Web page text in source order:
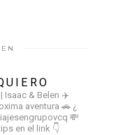
Isaac & Belen ✈️
aventura 🚗 ¿
💸
en el link 👇